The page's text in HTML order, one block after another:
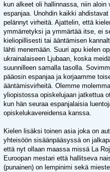
kun alkeet oli hallinnassa, niin
espanjaa. Unohdin kaikki
pelännyt virheitä. Ajattelin, että
ymmärretyksi ja ymmärtää itse, ei
kieliopillisesti tai ääntämisen
lähti menemään. Suuri apu kielen
ukrainalaiseen Ljubaan, koska
suunnilleen samalla tasolla.
pääosin espanjaa ja korjaamme
ääntämisvirheitä. Olemme
yliopistossa opiskelujaan jatkettua
kun hän seuraa espanjalaisia
opiskelukavereidensa kanssa.
Kielen lisäksi toinen asia joka on
yhteisöön sisäänpääsyssä on
että nyt ollaan maassa missä La
Euroopan mestari että hallitseva
(punainen) on lempinimi sekä